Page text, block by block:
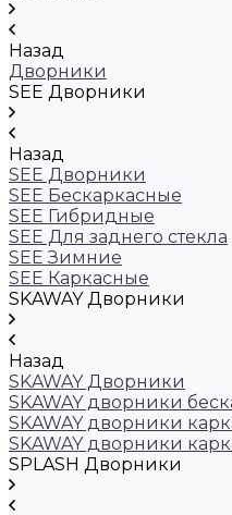
Назад
Дворники
SEE Дворники
Назад
SEE Дворники
SEE Бескаркасные
SEE Гибридные
SEE Для заднего стекла
SEE Зимние
SEE Каркасные
SKAWAY Дворники
Назад
SKAWAY Дворники
SKAWAY дворники
SKAWAY дворники
SKAWAY дворники
SPLASH Дворники